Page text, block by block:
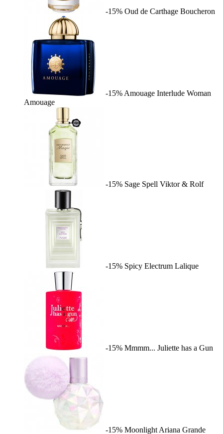
-15% Oud de Carthage Boucheron
-15% Amouage Interlude Woman
Amouage
-15% Sage Spell Viktor & Rolf
-15% Spicy Electrum Lalique
-15% Mmmm... Juliette has a Gun
-15% Moonlight Ariana Grande